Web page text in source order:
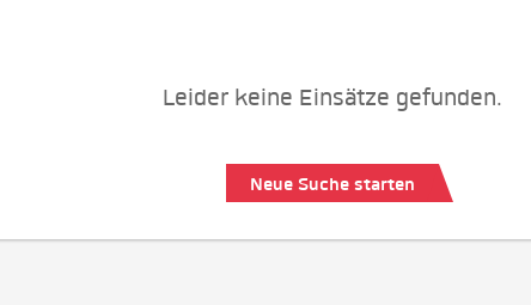
Leider keine Einsätze gefunden.
Neue Suche starten